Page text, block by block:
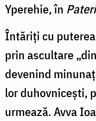
Yperehie, în
Întăriți cu
prin ascultare
devenind
lor duhovnicești,
urmează. Avva